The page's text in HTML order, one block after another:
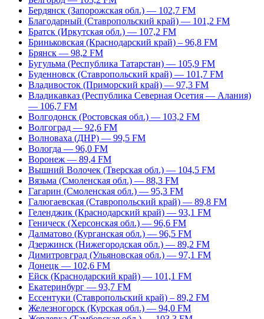
Бердянск (Запорожская обл.) — 102,7 FM
Благодарный (Ставропольский край) — 101,2 FM
Братск (Иркутская обл.) — 107,2 FM
Бриньковская (Краснодарский край) – 96,8 FM
Брянск — 98,2 FM
Бугульма (Республика Татарстан) — 105,9 FM
Буденновск (Ставропольский край) — 101,7 FM
Владивосток (Приморский край) — 97,3 FM
Владикавказ (Республика Северная Осетия — Алания)
— 106,7 FM
Волгодонск (Ростовская обл.) — 103,2 FM
Волгоград — 92,6 FM
Волноваха (ДНР) — 99,5 FM
Вологда — 96,0 FM
Воронеж — 89,4 FM
Вышний Волочек (Тверская обл.) — 104,5 FM
Вязьма (Смоленская обл.) — 88,3 FM
Гагарин (Смоленская обл.) — 95,3 FM
Галюгаевская (Ставропольский край) — 89,8 FM
Геленджик (Краснодарский край) — 93,1 FM
Геническ (Херсонская обл.) — 96,6 FM
Далматово (Курганская обл.) — 96,5 FM
Дзержинск (Нижегородская обл.) — 89,2 FM
Димитровград (Ульяновская обл.) — 97,1 FM
Донецк — 102,6 FM
Ейск (Краснодарский край) — 101,1 FM
Екатеринбург — 93,7 FM
Ессентуки (Ставропольский край) – 89,2 FM
Железногорск (Курская обл.) — 94,0 FM